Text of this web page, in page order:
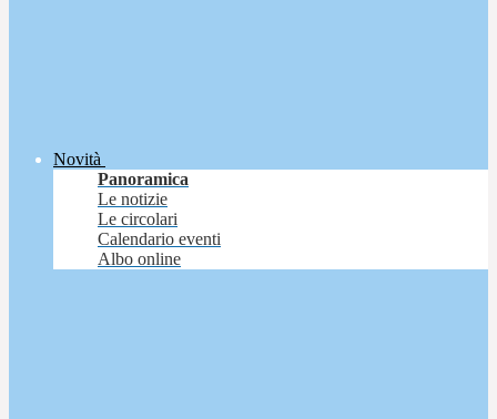
Novità
Panoramica
Le notizie
Le circolari
Calendario eventi
Albo online